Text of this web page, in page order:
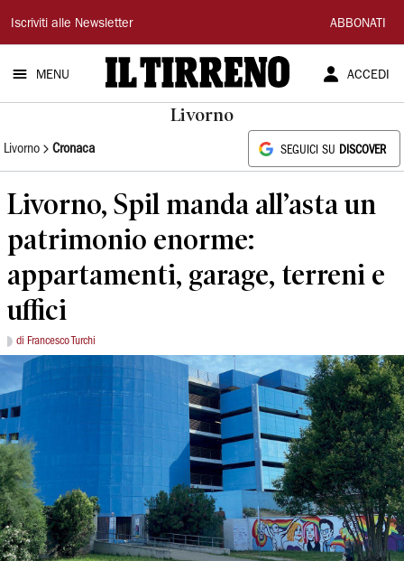
Il
Tirreno
Iscriviti alle Newsletter ABBONATI
MENU ACCEDI
Livorno
Livorno Cronaca SEGUICI SU DISCOVER
Livorno, Spil manda all’asta un
patrimonio enorme:
appartamenti, garage, terreni e
uffici
di Francesco Turchi